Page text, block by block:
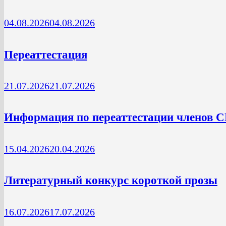
04.08.202604.08.2026
Переаттестация
21.07.202621.07.2026
Информация по переаттестации членов
15.04.202620.04.2026
Литературный конкурс короткой прозы
16.07.202617.07.2026